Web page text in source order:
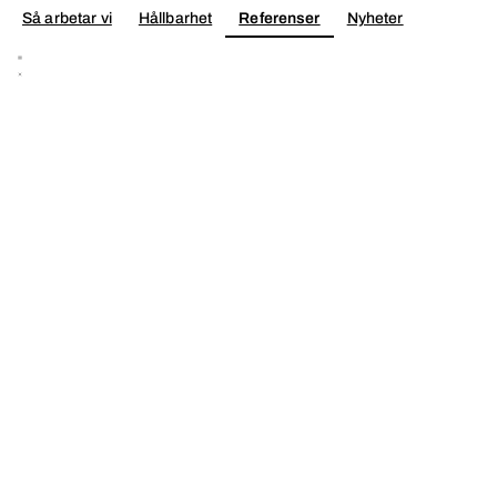
Så arbetar vi Hållbarhet Referenser Nyheter